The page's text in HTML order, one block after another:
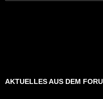
AKTUELLES AUS DEM